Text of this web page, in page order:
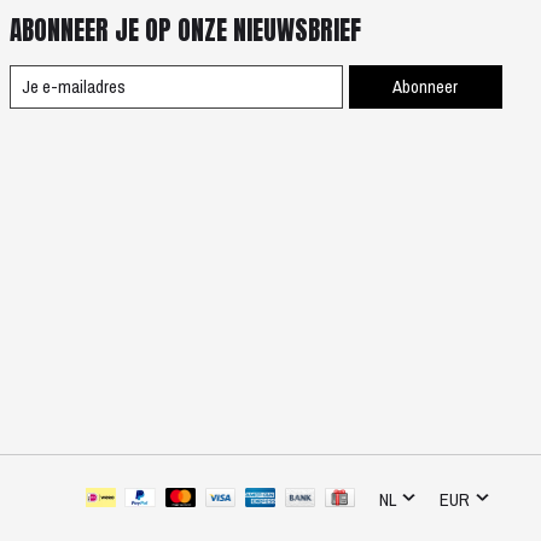
ABONNEER JE OP ONZE NIEUWSBRIEF
Abonneer
NL EUR